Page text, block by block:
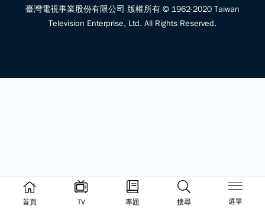
首頁 TV 專題 搜尋 選單
臺灣電視事業股份有限公司 版權所有 © 1962-2020 Taiwan
Television Enterprise, Ltd. All Rights Reserved.